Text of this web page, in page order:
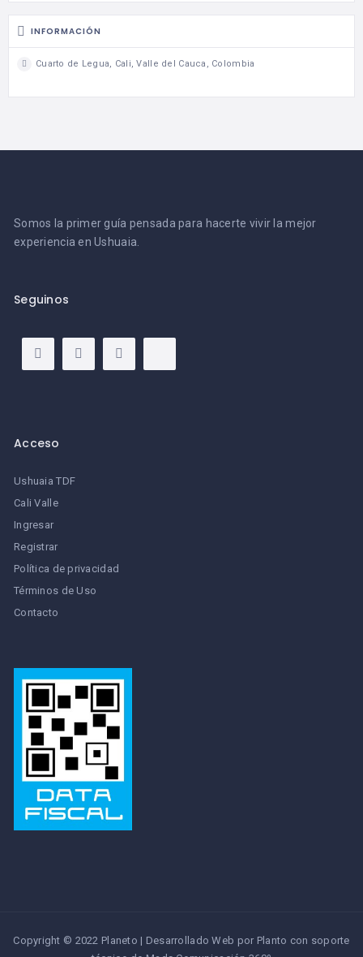
INFORMACIÓN
Cuarto de Legua, Cali, Valle del Cauca, Colombia
Somos la primer guía pensada para hacerte vivir la mejor
experiencia en Ushuaia.
Seguinos
Acceso
Ushuaia TDF
Cali Valle
Ingresar
Registrar
Política de privacidad
Términos de Uso
Contacto
Copyright © 2022 Planeto | Desarrollado Web por Planto con soporte